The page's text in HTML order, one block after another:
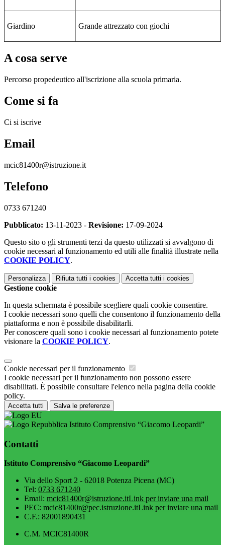
Giardino Grande attrezzato con giochi
A cosa serve
Percorso propedeutico all'iscrizione alla scuola primaria.
Come si fa
Ci si iscrive
Email
mcic81400r@istruzione.it
Telefono
0733 671240
Pubblicato: 13-11-2023 - Revisione: 17-09-2024
Questo sito o gli strumenti terzi da questo utilizzati si avvalgono di
cookie necessari al funzionamento ed utili alle finalità illustrate nella
COOKIE POLICY.
Personalizza Rifiuta tutti i cookies Accetta tutti i cookies
Gestione cookie
In questa schermata è possibile scegliere quali cookie consentire.
I cookie necessari sono quelli che consentono il funzionamento della
piattaforma e non è possibile disabilitarli.
Per conoscere quali sono i cookie necessari al funzionamento potete
visionare la COOKIE POLICY.
Cookie necessari per il funzionamento
I cookie necessari per il funzionamento non possono essere
disabilitati. È possibile consultare l'elenco nella pagina della cookie
policy.
Accetta tutti Salva le preferenze
Istituto Comprensivo “Giacomo Leopardi”
Contatti
Istituto Comprensivo “Giacomo Leopardi”
Via dello Sport 2 - 62018 Potenza Picena (MC)
Tel: 0733 671240
Email: mcic81400r@istruzione.itLink per inviare una mail
PEC: mcic81400r@pec.istruzione.itLink per inviare una mail
C.F.: 82001890431
C.M. MCIC81400R